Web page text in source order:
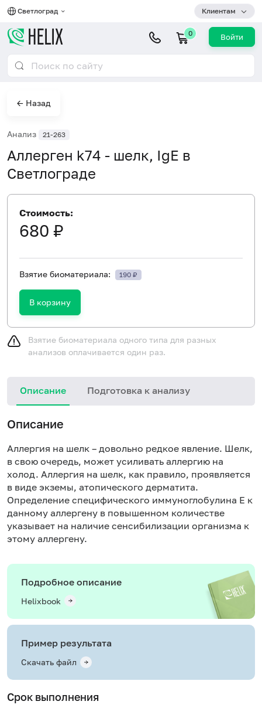
Светлоград Клиентам
0 Войти
← Назад
Анализ 21-263
Аллерген k74 - шелк, IgE в
Светлограде
Стоимость:
680 ₽
Взятие биоматериала: 190 ₽
В корзину
Взятие биоматериала одного типа для разных
анализов оплачивается один раз.
Описание Подготовка к анализу
Описание
Аллергия на шелк – довольно редкое явление. Шелк,
в свою очередь, может усиливать аллергию на
холод. Аллергия на шелк, как правило, проявляется
в виде экземы, атопического дерматита.
Определение специфического иммуноглобулина Е к
данному аллергену в повышенном количестве
указывает на наличие сенсибилизации организма к
этому аллергену.
Подробное описание
Helixbook
Пример результата
Скачать файл
Срок выполнения